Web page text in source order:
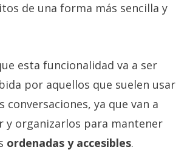
de una forma más sencilla y
esta funcionalidad va a ser
por aquellos que suelen usar
conversaciones, ya que van a
y organizarlos para mantener
ordenadas y accesibles.